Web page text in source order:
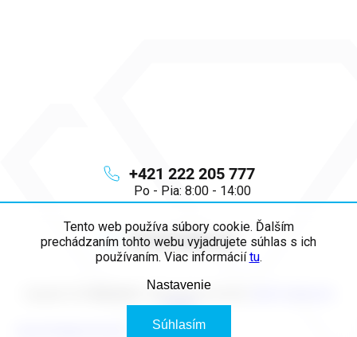
Tento web používa súbory cookie. Ďalším
prechádzaním tohto webu vyjadrujete súhlas s ich
používaním. Viac informáciítu.
Nastavenie
Súhlasím
info@majya.sk
+421 222 205 777
Po - Pia: 8:00 - 14:00
cookies